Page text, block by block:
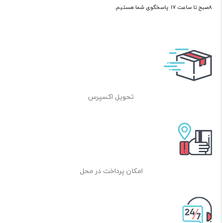
8صبح تا ساعت 17 پاسخگوی شما هستیم.
تحویل اکسپرس
امکان پرداخت در محل